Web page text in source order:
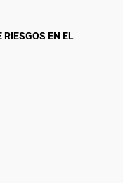
RIESGOS EN EL